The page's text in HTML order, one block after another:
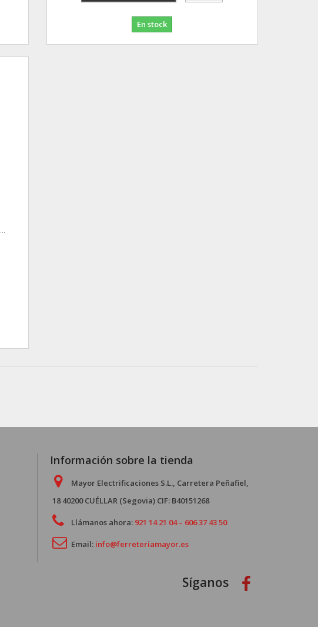
En stock
Información sobre la tienda
Mayor Electrificaciones S.L., Carretera Peñafiel,
18 40200 CUÉLLAR (Segovia) CIF: B40151268
Llámanos ahora: 921 14 21 04 – 606 37 43 50
Email: info@ferreteriamayor.es
Síganos